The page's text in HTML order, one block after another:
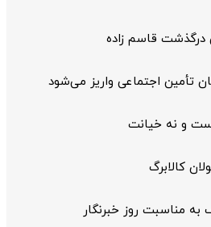
درگذشت قاسم‌ زاده
تأمین اجتماعی واریز می‌شود
و نه خیانت
کالابرگ
مناسبت روز خبرنگار